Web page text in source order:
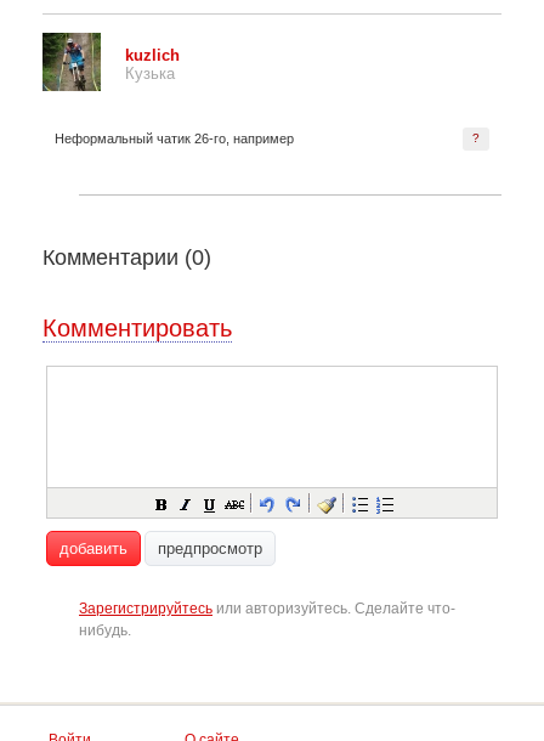
kuzlich
Кузька
?
Неформальный чатик 26-го, например
Комментарии (0)
Комментировать
добавить предпросмотр
Зарегистрируйтесь или авторизуйтесь. Сделайте что-
нибудь.